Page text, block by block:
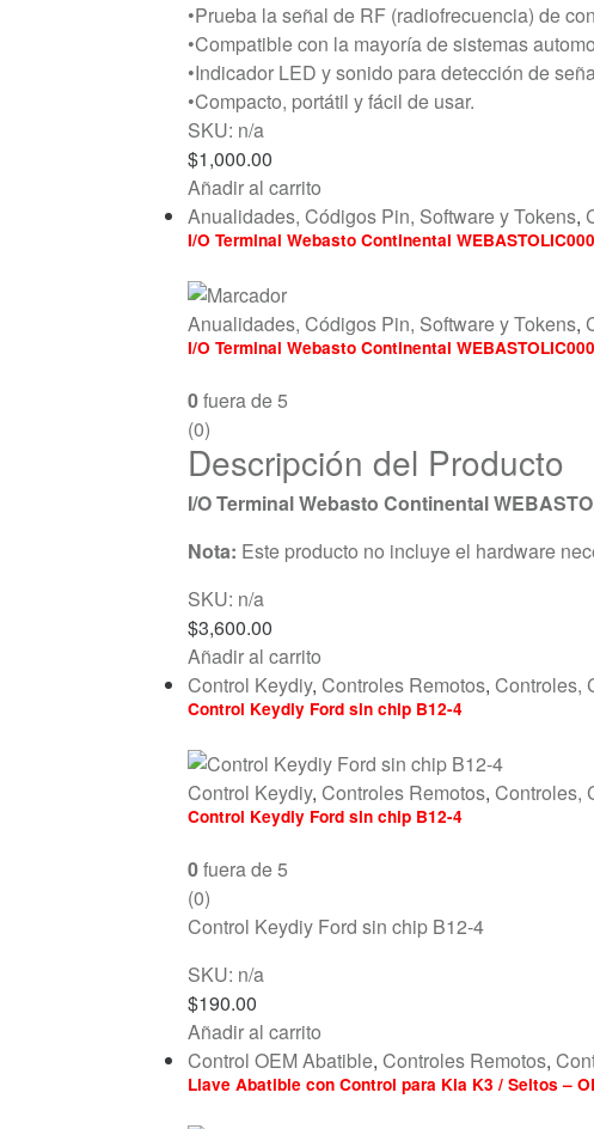
•Prueba la señal de RF (radiofrecuencia) de
•Compatible con la mayoría de sistemas
•Indicador LED y sonido para detección de
•Compacto, portátil y fácil de usar.
SKU: n/a
$1,000.00
Añadir al carrito
Anualidades, Códigos Pin, Software y Tokens,
I/O Terminal Webasto Continental
Anualidades, Códigos Pin, Software y Tokens,
I/O Terminal Webasto Continental
0fuera de 5
(0)
Descripción del Producto
I/O Terminal Webasto Continental
Nota: Este producto no incluye el hardware
SKU: n/a
$3,600.00
Añadir al carrito
Control Keydiy, Controles Remotos, Controles,
Control Keydiy Ford sin chip B12-4
Control Keydiy, Controles Remotos, Controles,
Control Keydiy Ford sin chip B12-4
0fuera de 5
(0)
Control Keydiy Ford sin chip B12-4
SKU: n/a
$190.00
Añadir al carrito
Control OEM Abatible, Controles Remotos,
Llave Abatible con Control para Kia K3 / Seltos –